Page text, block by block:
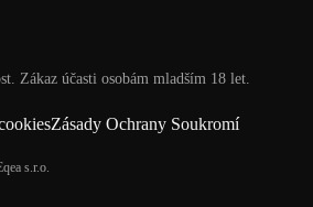
Zákaz účasti osobám mladším 18 let.
Zásady Ochrany Soukromí
s.r.o.